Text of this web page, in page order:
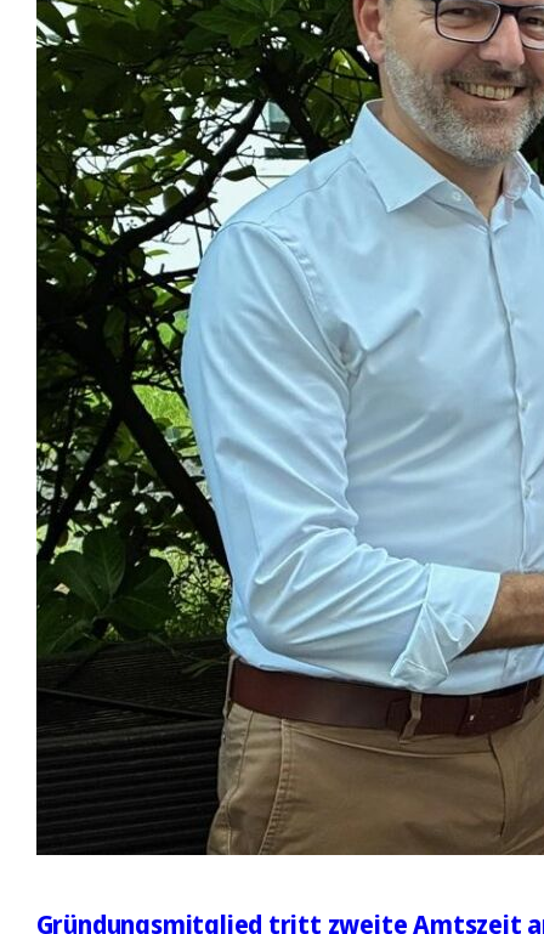
Gründungsmitglied tritt zweite Amtszeit